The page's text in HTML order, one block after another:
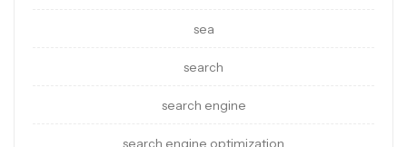
sea
search
search engine
search engine optimization